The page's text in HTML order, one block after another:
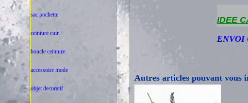
sac pochette
ceinture cuir
boucle ceinture
accessoire mode
objet decoratif
IDEE
ENVOI
Autres articles pouvant vous